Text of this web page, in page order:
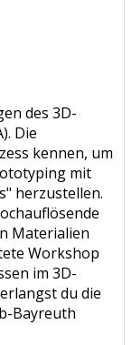
des 3D-
Die
kennen, um
mit
herzustellen.
Materialien
Workshop
im 3D-
du die
Bayreuth